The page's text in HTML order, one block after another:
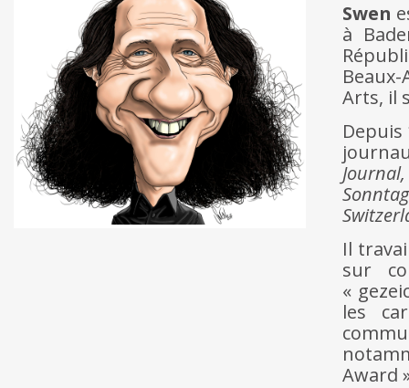
Swen
à
Arts, il
Il
sur
«
les
Award